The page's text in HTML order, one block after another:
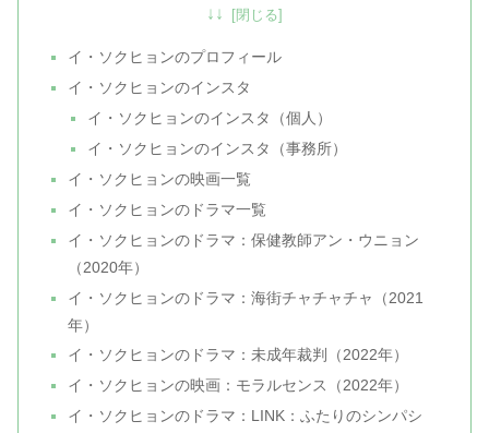
↓↓
イ・ソクヒョンのプロフィール
イ・ソクヒョンのインスタ
イ・ソクヒョンのインスタ（個人）
イ・ソクヒョンのインスタ（事務所）
イ・ソクヒョンの映画一覧
イ・ソクヒョンのドラマ一覧
イ・ソクヒョンのドラマ：保健教師アン・ウニョン
（2020年）
イ・ソクヒョンのドラマ：海街チャチャチャ（2021
年）
イ・ソクヒョンのドラマ：未成年裁判（2022年）
イ・ソクヒョンの映画：モラルセンス（2022年）
イ・ソクヒョンのドラマ：LINK：ふたりのシンパシ